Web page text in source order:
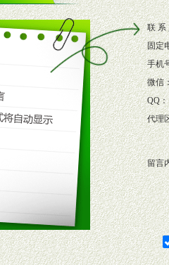
情况公司给予
需要，派驻区
售。
情况公司给予
度
市场操作一定
，滞销品给予
联 系
固定
手机
微信
QQ：
代理
留言